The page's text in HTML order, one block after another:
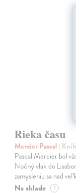
Rieka času
Mercier Pascal |
Pascal Mercier bol
Nočný vlak do
zamysleniu sa nad
Na sklade ?